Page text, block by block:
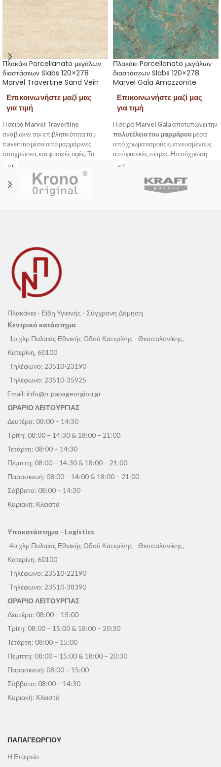
Πλακάκι Porcellanato μεγάλων
διαστάσεων Slabs 120×278
Marvel Travertine Sand Vein
Επικοινωνήστε μαζί μας
για τιμή
Η σειρά Marvel Travertine
αναβιώνει την επιβλητικότητα του
travertino μέσα από μαρμάρινες
αποχρώσεις και φυσικές υφές. Το
πλακάκι
ζεστή βάση με διακριτές νευρώσεις
που θυμίζουν τη φυσική πέτρα της
ερήμου. Με διάσταση120×278 cm
σχεδιασμό.
Πλακάκι Porcellanato μεγάλων
διαστάσεων Slabs 120×278
Marvel Gala Amazzonite
Επικοινωνήστε μαζί μας
για τιμή
Η σειρά Marvel Galaαποτυπώνει την
πολυτέλεια του μαρμάρου μέσα
από χρωματισμούς εμπνευσμένους
από φυσικές πέτρες. Η απόχρωση
Amazzonite
νευρώσεις, δημιουργώντας μια
ισορροπία ανάμεσα σε φινέτσα και
Πλακάκια - Είδη Υγιεινής - Σύγχρονη Δόμηση
Κεντρικό κατάστημα
1ο χλμ Παλαιάς Εθνικής Οδού Κατερίνης - Θεσσαλονίκης,
Κατερίνη, 60100
Τηλέφωνο: 23510-23190
Τηλέφωνο: 23510-35925
Email: info@n-papageorgiou.gr
ΩΡΑΡΙΟ ΛΕΙΤΟΥΡΓΙΑΣ
Δευτέρα: 08:00 – 14:30
Τρίτη: 08:00 – 14:30 & 18:00 – 21:00
Τετάρτη: 08:00 – 14:30
Πέμπτη: 08:00 – 14:30 & 18:00 – 21:00
Παρασκευή: 08:00 – 14:00 & 18:00 – 21:00
Σάββατο: 08:00 – 14:30
Κυριακή: Κλειστά
Υποκατάστημα - Logistics
4ο χλμ Παλαιάς Εθνικής Οδού Κατερίνης - Θεσσαλονίκης,
Κατερίνη, 60100
Τηλέφωνο: 23510-22190
Τηλέφωνο: 23510-38390
ΩΡΑΡΙΟ ΛΕΙΤΟΥΡΓΙΑΣ
Δευτέρα: 08:00 – 15:00
Τρίτη: 08:00 – 15:00 & 18:00 – 20:30
Τετάρτη: 08:00 – 15:00
Πέμπτη: 08:00 – 15:00 & 18:00 – 20:30
Παρασκευή: 08:00 – 15:00
Σάββατο: 08:00 – 14:30
Κυριακή: Κλειστά
ΠΑΠΑΓΕΩΡΓΊΟΥ
Η Εταιρεία